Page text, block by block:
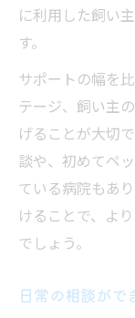
に利用した飼い
す。
サポートの幅を
テージ、飼い主
げることが大切
談や、初めてペ
ている病院もあ
けることで、よ
でしょう。
日常の相談がで